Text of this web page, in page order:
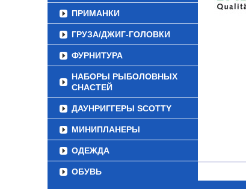
ПРИМАНКИ
ГРУЗА/ДЖИГ-ГОЛОВКИ
ФУРНИТУРА
НАБОРЫ РЫБОЛОВНЫХ
СНАСТЕЙ
ДАУНРИГГЕРЫ SCOTTY
МИНИПЛАНЕРЫ
ОДЕЖДА
ОБУВЬ